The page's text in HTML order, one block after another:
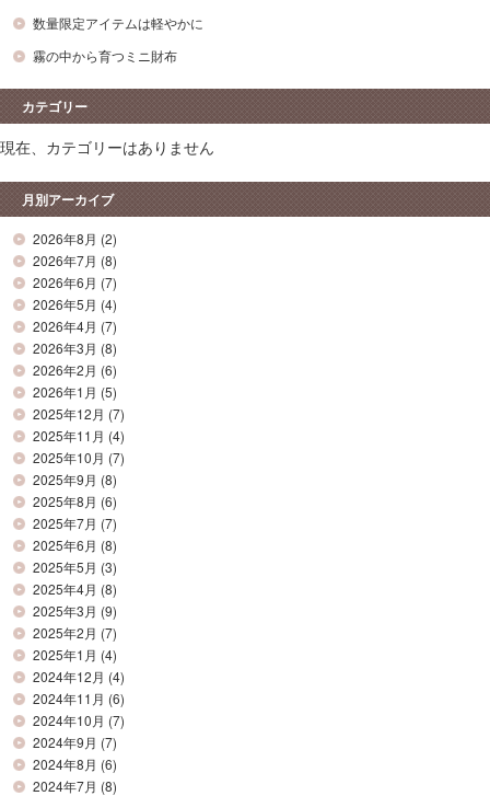
数量限定アイテムは軽やかに
霧の中から育つミニ財布
カテゴリー
現在、カテゴリーはありません
月別アーカイブ
2026年8月 (2)
2026年7月 (8)
2026年6月 (7)
2026年5月 (4)
2026年4月 (7)
2026年3月 (8)
2026年2月 (6)
2026年1月 (5)
2025年12月 (7)
2025年11月 (4)
2025年10月 (7)
2025年9月 (8)
2025年8月 (6)
2025年7月 (7)
2025年6月 (8)
2025年5月 (3)
2025年4月 (8)
2025年3月 (9)
2025年2月 (7)
2025年1月 (4)
2024年12月 (4)
2024年11月 (6)
2024年10月 (7)
2024年9月 (7)
2024年8月 (6)
2024年7月 (8)